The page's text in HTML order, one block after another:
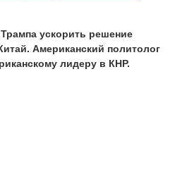
ускорить решение
Американский политолог
лидеру в КНР.